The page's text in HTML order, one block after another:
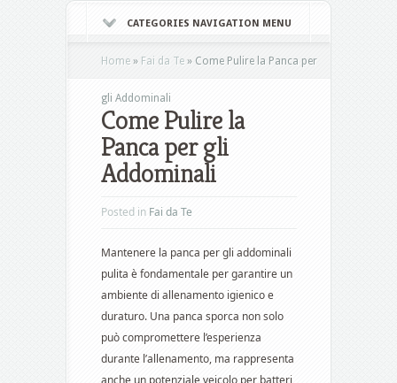
CATEGORIES NAVIGATION MENU
Home » Fai da Te » Come Pulire la Panca per
gli Addominali
Come Pulire la
Panca per gli
Addominali
Posted in Fai da Te
Mantenere la panca per gli addominali
pulita è fondamentale per garantire un
ambiente di allenamento igienico e
duraturo. Una panca sporca non solo
può compromettere l’esperienza
durante l’allenamento, ma rappresenta
anche un potenziale veicolo per batteri